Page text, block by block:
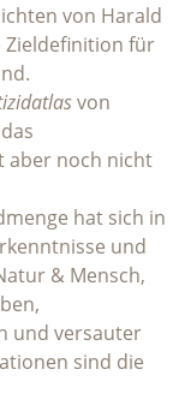
von Harald
Zieldefinition für
von
aber noch nicht
hat sich in
und
& Mensch,
und versauter
sind die